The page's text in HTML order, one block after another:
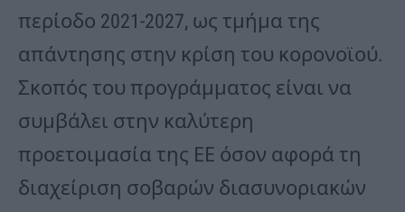
περίοδο 2021-2027, ως τμήμα της
απάντησης στην κρίση του κορονοϊού.
Σκοπός του προγράμματος είναι να
συμβάλει στην καλύτερη
προετοιμασία της ΕΕ όσον αφορά τη
διαχείριση σοβαρών διασυνοριακών